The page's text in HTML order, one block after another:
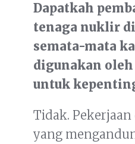
Dapatkah
tenaga nuklir
semata-mata
digunakan
untuk
Tidak.
yang